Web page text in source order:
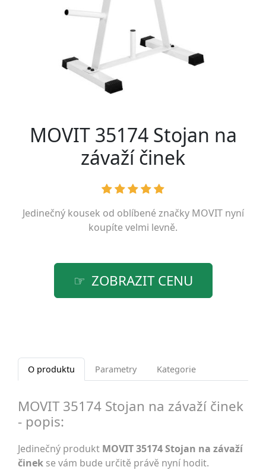
MOVIT 35174 Stojan na
závaží činek
Jedinečný kousek od oblíbené značky MOVITnyní
koupíte velmi levně.
ZOBRAZIT CENU
O produktu Parametry Kategorie
MOVIT 35174 Stojan na závaží činek
- popis:
Jedinečný produkt MOVIT 35174 Stojan na závaží
činek se vám bude určitě právě nyní hodit.